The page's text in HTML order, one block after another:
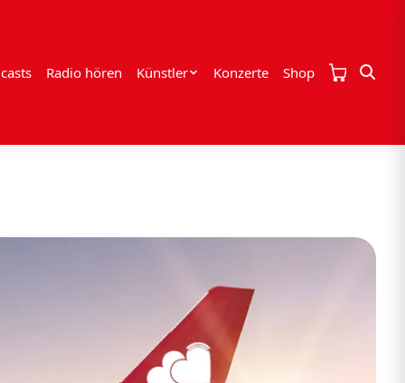
Radio hören Künstler Konzerte Shop